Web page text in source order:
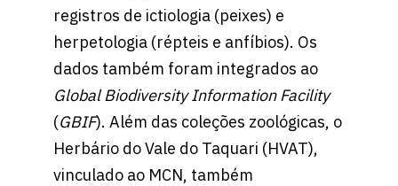
registros de ictiologia (peixes) e
herpetologia (répteis e anfíbios). Os
dados também foram integrados ao
Global Biodiversity Information Facility
(GBIF). Além das coleções zoológicas, o
Herbário do Vale do Taquari (HVAT),
vinculado ao MCN, também